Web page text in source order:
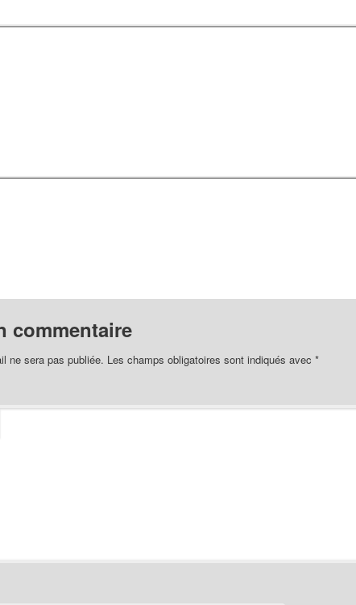
commentaire
ne sera pas publiée. Les champs obligatoires sont indiqués avec *